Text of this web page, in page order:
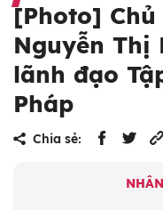
[Photo]
Nguyễn Thị
lãnh đạo
Pháp
Chia sẻ: